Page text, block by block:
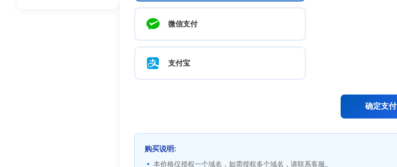
微信支付
支付宝
确定支付
购买说明:
本价格仅授权一个域名，如需授权多个域名，请联系客服。